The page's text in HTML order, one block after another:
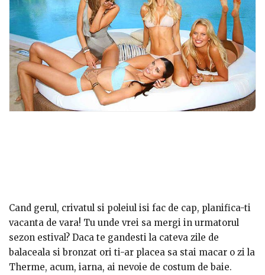
Cand gerul, crivatul si poleiul isi fac de cap, planifica-ti
vacanta de vara! Tu unde vrei sa mergi in urmatorul
sezon estival? Daca te gandesti la cateva zile de
balaceala si bronzat ori ti-ar placea sa stai macar o zi la
Therme, acum, iarna, ai nevoie de costum de baie.